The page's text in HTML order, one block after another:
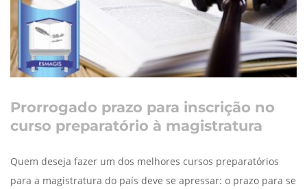
Prorrogado prazo para inscrição no
curso preparatório à magistratura
Quem deseja fazer um dos melhores cursos preparatórios
para a magistratura do país deve se apressar: o prazo para se